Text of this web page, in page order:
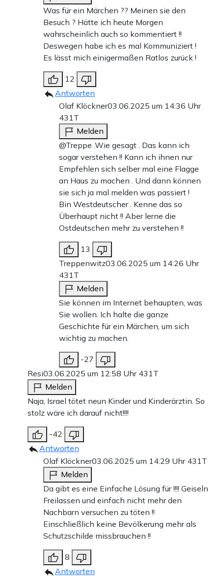
Was für ein Märchen ?? Meinen sie den
Besuch ? Hätte ich heute Morgen
wahrscheinlich auch so kommentiert !!
Deswegen habe ich es mal Kommuniziert !
Es lässt mich einigermaßen Ratlos zurück !
12
Antworten
Olaf Klöckner03.06.2025 um 14:36 Uhr
431T
Melden
@Treppe .Wie gesagt . Das kann ich
sogar verstehen !! Kann ich ihnen nur
Empfehlen sich selber mal eine Flagge
an Haus zu machen . Und dann können
sie sich ja mal melden was passiert !
Bin Westdeutscher . Kenne das so
Überhaupt nicht !! Aber lerne die
Ostdeutschen mehr zu verstehen !!
13
Treppenwitz03.06.2025 um 14:26 Uhr
431T
Melden
Sie können im Internet behaupten, was
Sie wollen. Ich halte die ganze
Geschichte für ein Märchen, um sich
wichtig zu machen.
-27
Resi03.06.2025 um 12:58 Uhr 431T
Melden
Naja, Israel tötet neun Kinder und Kinderärztin. So
stolz wäre ich darauf nicht!!!!
-42
Antworten
Olaf Klöckner03.06.2025 um 14:29 Uhr 431T
Melden
Da gibt es eine Einfache Lösung für !!!! Geiseln
Freilassen und einfach nicht mehr den
Nachbarn versuchen zu töten !!
Einschließlich keine Bevölkerung mehr als
Schutzschilde missbrauchen !!
8
Antworten